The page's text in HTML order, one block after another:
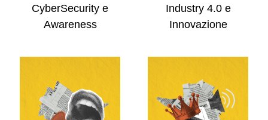
CyberSecurity e
Awareness
Industry 4.0 e
Innovazione